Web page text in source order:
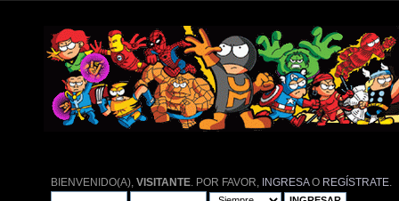
BIENVENIDO(A),VISITANTE . POR FAVOR, INGRESAO REGÍSTRATE